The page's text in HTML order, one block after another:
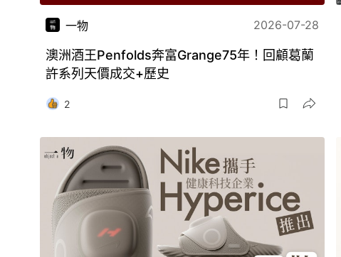
一物 2026-07-28
澳洲酒王Penfolds奔富Grange75年！回顧葛蘭
許系列天價成交+歷史
2